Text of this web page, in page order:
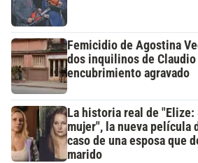
Femicidio de Agostina
dos inquilinos de
encubrimiento agravado
La historia real de "Elize:
mujer", la nueva película
caso de una esposa que
marido